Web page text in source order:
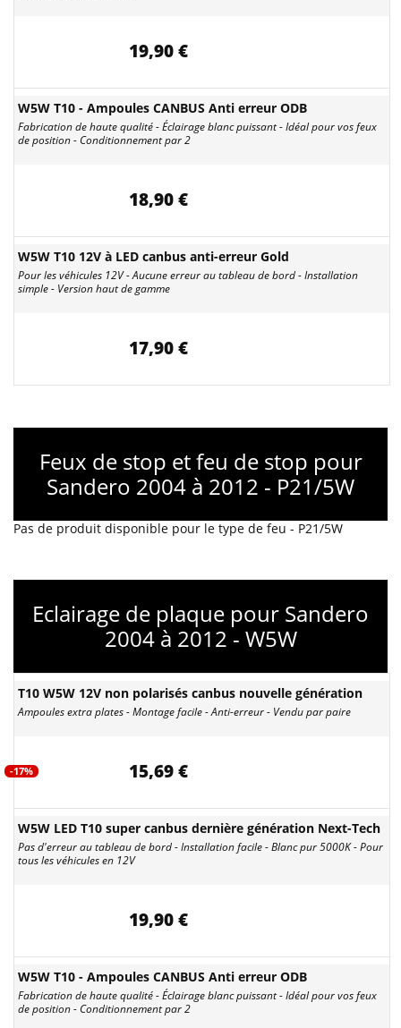
19,90 €
W5W T10 - Ampoules CANBUS Anti erreur ODB
Fabrication de haute qualité - Éclairage blanc puissant - Idéal pour vos feux
de position - Conditionnement par 2
18,90 €
W5W T10 12V à LED canbus anti-erreur Gold
Pour les véhicules 12V - Aucune erreur au tableau de bord - Installation
simple - Version haut de gamme
17,90 €
Feux de stop et feu de stop pour
Sandero 2004 à 2012 - P21/5W
Pas de produit disponible pour le type de feu - P21/5W
Eclairage de plaque pour Sandero
2004 à 2012 - W5W
T10 W5W 12V non polarisés canbus nouvelle génération
Ampoules extra plates - Montage facile - Anti-erreur - Vendu par paire
-17% 15,69 €
W5W LED T10 super canbus dernière génération Next-Tech
Pas d'erreur au tableau de bord - Installation facile - Blanc pur 5000K - Pour
tous les véhicules en 12V
19,90 €
W5W T10 - Ampoules CANBUS Anti erreur ODB
Fabrication de haute qualité - Éclairage blanc puissant - Idéal pour vos feux
de position - Conditionnement par 2